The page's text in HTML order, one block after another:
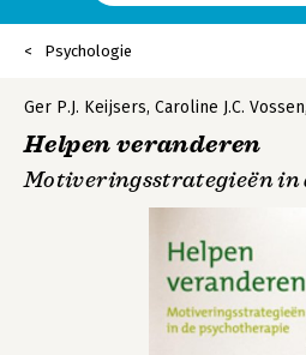
Psychologie
Ger P.J. Keijsers, Caroline J.C. Vossen,
Helpen veranderen
Motiveringsstrategieën in